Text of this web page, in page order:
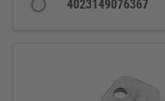
4023149076367